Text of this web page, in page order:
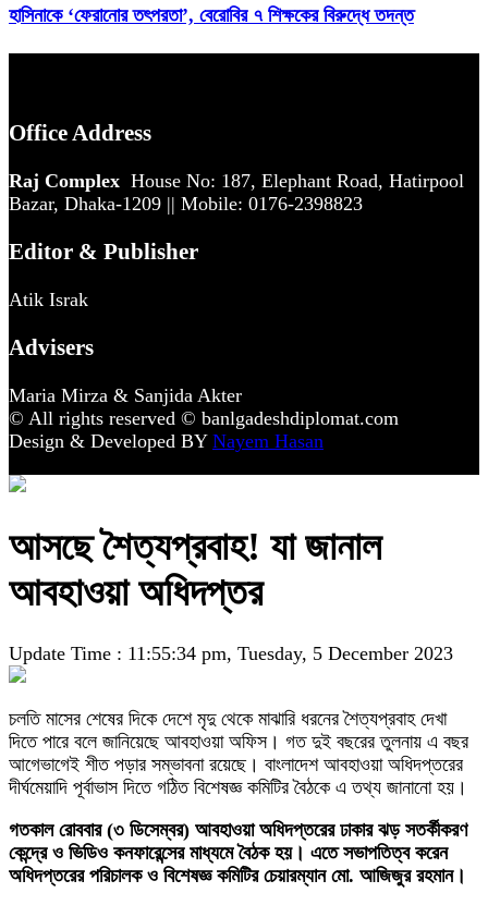
হাসিনাকে ‘ফেরানোর তৎপরতা’, বেরোবির ৭ শিক্ষকের বিরুদ্ধে তদন্ত
Office Address
Raj Complex House No: 187, Elephant Road, Hatirpool
Bazar, Dhaka-1209 || Mobile: 0176-2398823
Editor & Publisher
Atik Israk
Advisers
Maria Mirza & Sanjida Akter
© All rights reserved © banlgadeshdiplomat.com
Design & Developed BY Nayem Hasan
আসছে শৈত্যপ্রবাহ! যা জানাল
আবহাওয়া অধিদপ্তর
Update Time : 11:55:34 pm, Tuesday, 5 December 2023
চলতি মাসের শেষের দিকে দেশে মৃদু থেকে মাঝারি ধরনের শৈত্যপ্রবাহ দেখা
দিতে পারে বলে জানিয়েছে আবহাওয়া অফিস। গত দুই বছরের তুলনায় এ বছর
আগেভাগেই শীত পড়ার সম্ভাবনা রয়েছে। বাংলাদেশ আবহাওয়া অধিদপ্তরের
দীর্ঘমেয়াদি পূর্বাভাস দিতে গঠিত বিশেষজ্ঞ কমিটির বৈঠকে এ তথ্য জানানো হয়।
গতকাল রোববার (৩ ডিসেম্বর) আবহাওয়া অধিদপ্তরের ঢাকার ঝড় সতর্কীকরণ
কেন্দ্রে ও ভিডিও কনফারেন্সের মাধ্যমে বৈঠক হয়। এতে সভাপতিত্ব করেন
অধিদপ্তরের পরিচালক ও বিশেষজ্ঞ কমিটির চেয়ারম্যান মো. আজিজুর রহমান।